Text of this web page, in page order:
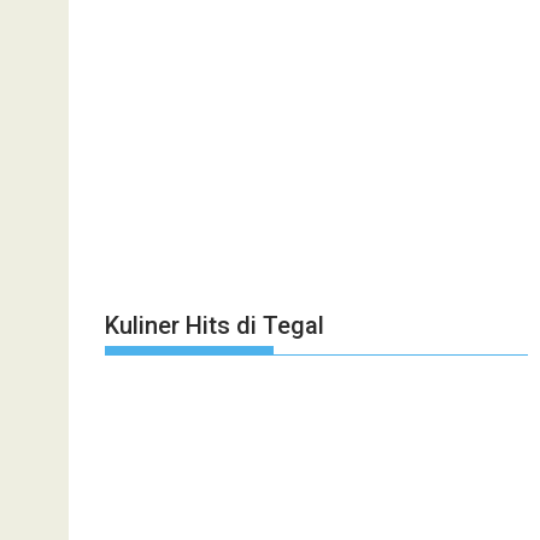
Kuliner Hits di Tegal